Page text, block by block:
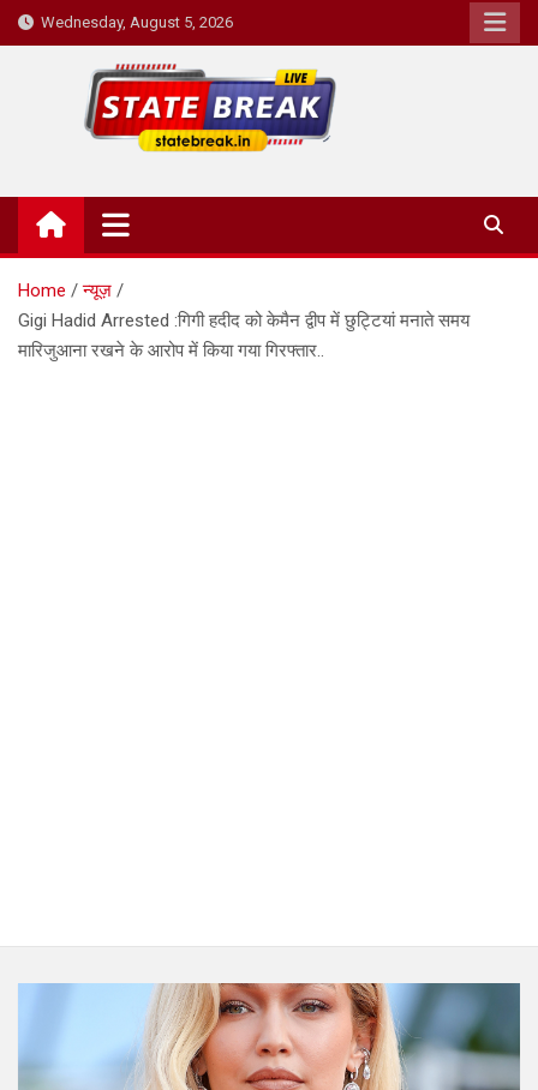
Skip
to
Wednesday, August 5, 2026
State Break
Home
न्यूज़
Gigi Hadid Arrested :गिगी हदीद को केमैन द्वीप में छुट्टियां मनाते समय
मारिजुआना रखने के आरोप में किया गया गिरफ्तार..